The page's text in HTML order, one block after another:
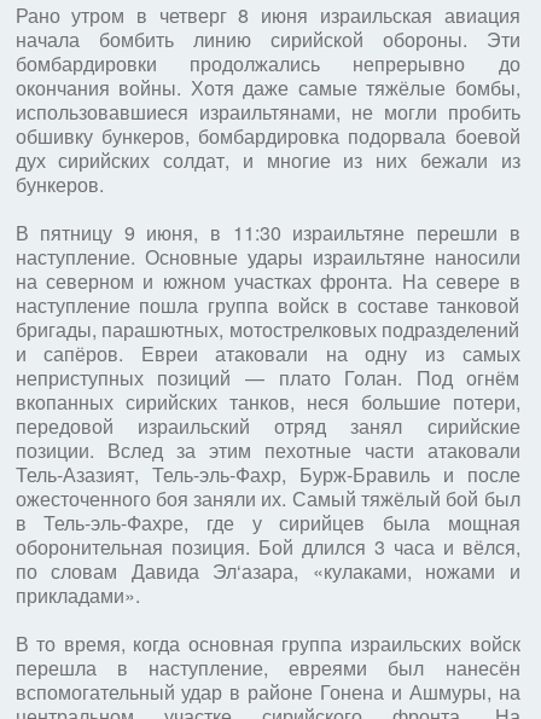
Рано утром в четверг 8 июня израильская авиация
начала бомбить линию сирийской обороны. Эти
бомбардировки продолжались непрерывно до
окончания войны. Хотя даже самые тяжёлые бомбы,
использовавшиеся израильтянами, не могли пробить
обшивку бункеров, бомбардировка подорвала боевой
дух сирийских солдат, и многие из них бежали из
бункеров.
В пятницу 9 июня, в 11:30 израильтяне перешли в
наступление. Основные удары израильтяне наносили
на северном и южном участках фронта. На севере в
наступление пошла группа войск в составе танковой
бригады, парашютных, мотострелковых подразделений
и сапёров. Евреи атаковали на одну из самых
неприступных позиций — плато Голан. Под огнём
вкопанных сирийских танков, неся большие потери,
передовой израильский отряд занял сирийские
позиции. Вслед за этим пехотные части атаковали
Тель-Азазият, Тель-эль-Фахр, Бурж-Бравиль и после
ожесточенного боя заняли их. Самый тяжёлый бой был
в Тель-эль-Фахре, где у сирийцев была мощная
оборонительная позиция. Бой длился 3 часа и вёлся,
по словам Давида Эл‘азара, «кулаками, ножами и
прикладами».
В то время, когда основная группа израильских войск
перешла в наступление, евреями был нанесён
вспомогательный удар в районе Гонена и Ашмуры, на